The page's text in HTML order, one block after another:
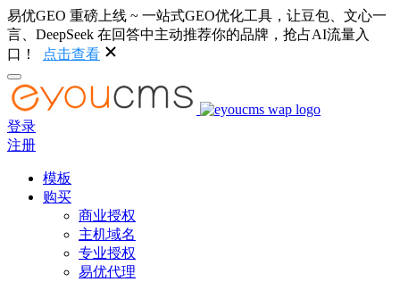
易优GEO 重磅上线 ~ 一站式GEO优化工具，让豆包、文心一
言、DeepSeek 在回答中主动推荐你的品牌，抢占AI流量入
口！
点击查看
登录
注册
模板
购买
商业授权
主机域名
专业授权
易优代理